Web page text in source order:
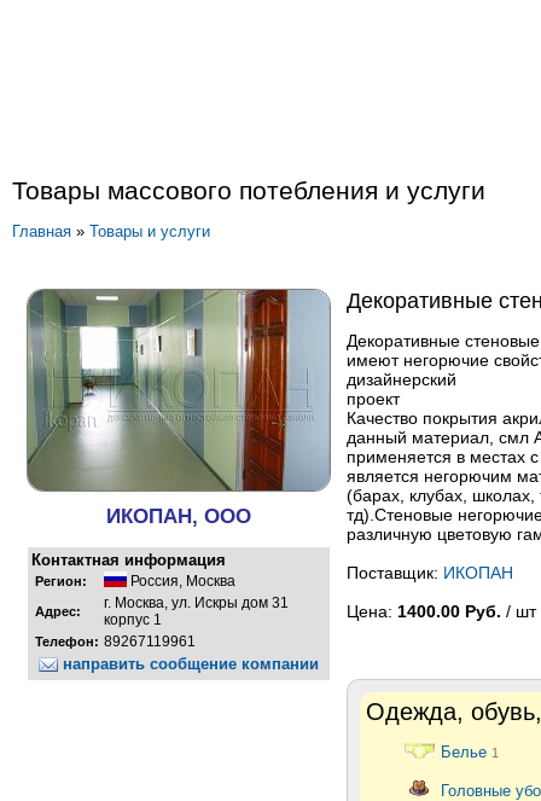
Товары массового потебления и услуги
Главная » Товары и услуги
ИКОПАН, ООО
Контактная информация
Регион: Россия Москва
Адрес:
г. Москва, ул. Искры дом 31
корпус 1
Телефон: 89267119961
направить сообщение компании
Декоративные
Декоративные
имеют негорючие
дизайнерский
проект
Качество покрытия
данный материал, смл
применяется в местах
является негорючим
(барах, клубах, школах,
тд).Стеновые
различную цветовую
Поставщик: ИКОПАН
Цена: 1400.00 Руб. / шт
Одежда,
Белье 1
Головные